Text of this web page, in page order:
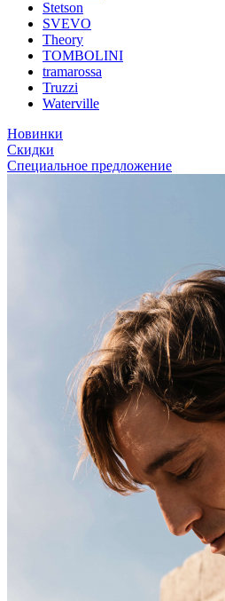
Stetson
SVEVO
Theory
TOMBOLINI
tramarossa
Truzzi
Waterville
Новинки
Скидки
Специальное предложение